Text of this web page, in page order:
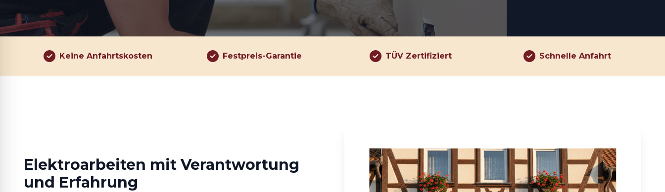
Keine Anfahrtskosten Festpreis-Garantie TÜV Zertifiziert Schnelle Anfahrt
Elektroarbeiten mit Verantwortung
und Erfahrung